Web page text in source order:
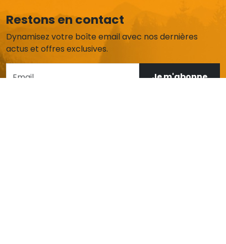
Restons en contact
Dynamisez votre boîte email avec nos dernières
actus et offres exclusives.
Je m'abonne